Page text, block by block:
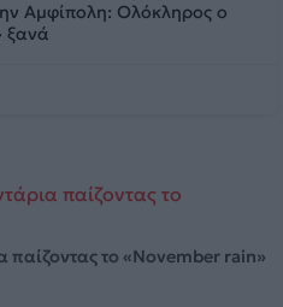
Αμφίπολη: Ολόκληρος ο
ξανά
παίζοντας το «November rain»